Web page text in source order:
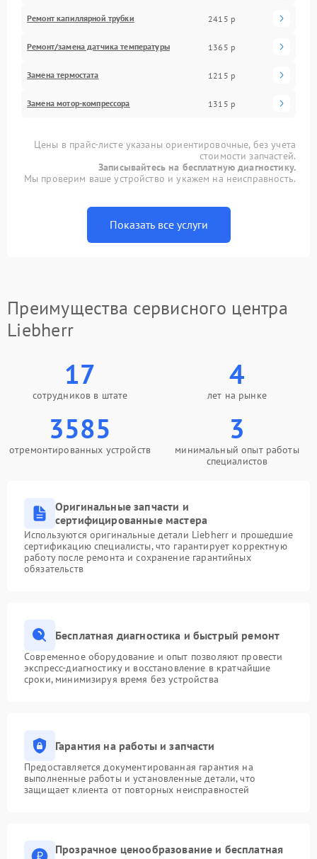
Ремонт капиллярной трубки 2415 р
Ремонт/замена датчика температуры 1365 р
Замена термостата 1215 р
Замена мотор-компрессора 1315 р
Цены в прайс-листе указаны ориентировочные, без учета
стоимости запчастей.
Записывайтесь на бесплатную диагностику.
Мы проверим ваше устройство и укажем на неисправность.
Показать все услуги
Преимущества сервисного центра
Liebherr
17
сотрудников в штате
4
лет на рынке
3585
отремонтированных устройств
3
минимальный опыт работы
специалистов
Оригинальные запчасти и
сертифицированные мастера
Используются оригинальные детали Liebherr и прошедшие
сертификацию специалисты, что гарантирует корректную
работу после ремонта и сохранение гарантийных
обязательств
Бесплатная диагностика и быстрый ремонт
Современное оборудование и опыт позволяют провести
экспресс-диагностику и восстановление в кратчайшие
сроки, минимизируя время без устройства
Гарантия на работы и запчасти
Предоставляется документированная гарантия на
выполненные работы и установленные детали, что
защищает клиента от повторных неисправностей
Прозрачное ценообразование и бесплатная